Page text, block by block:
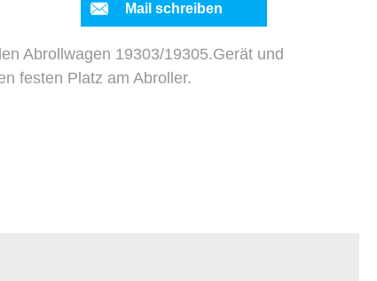
Mail schreiben
Abrollwagen 19303/19305.Gerät und
festen Platz am Abroller.